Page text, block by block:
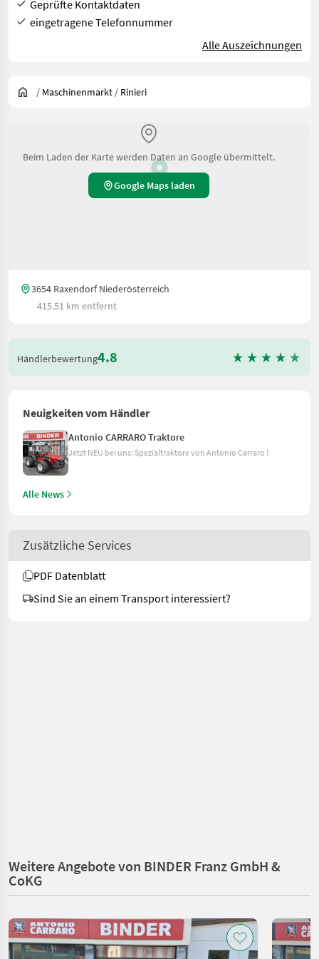
Geprüfte Kontaktdaten
eingetragene Telefonnummer
Alle Auszeichnungen
/ Maschinenmarkt / Rinieri
Beim Laden der Karte werden Daten an Google übermittelt.
Google Maps laden
3654 Raxendorf Niederösterreich
415.51 km entfernt
Händlerbewertung4.8
Neuigkeiten vom Händler
Antonio CARRARO Traktore
Jetzt NEU bei uns: Spezialtraktore von Antonio Carraro !
Alle News
Zusätzliche Services
PDF Datenblatt
Sind Sie an einem Transport interessiert?
Weitere Angebote von BINDER Franz GmbH &
CoKG